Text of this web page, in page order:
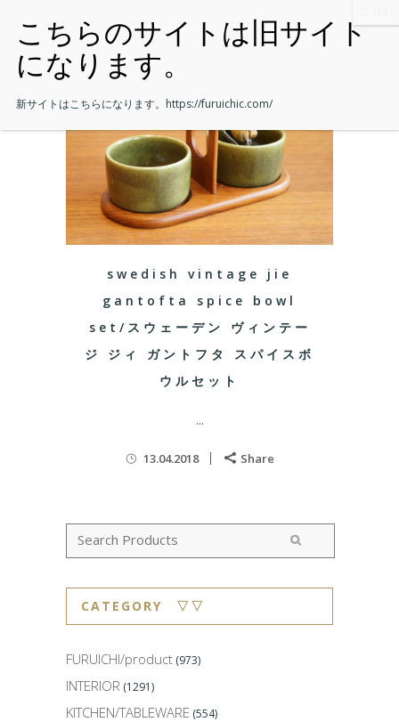
swedish vintage jie
gantofta spice bowl
set/スウェーデン ヴィンテー
ジ ジィ ガントフタ スパイスボ
ウルセット
...
13.04.2018 Share
CATEGORY ▽▽
FURUICHI/product (973)
INTERIOR (1291)
KITCHEN/TABLEWARE (554)
新サイトはこちらになります。 https://furuichic.com/